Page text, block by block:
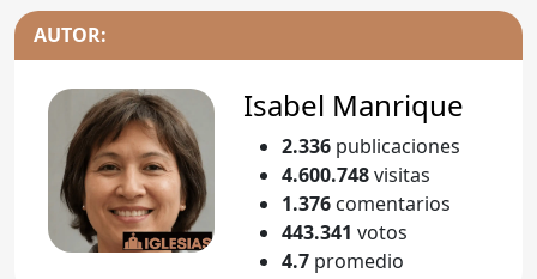
AUTOR:
Isabel Manrique
2.336 publicaciones
4.600.748visitas
1.376 comentarios
443.341 votos
4.7 promedio